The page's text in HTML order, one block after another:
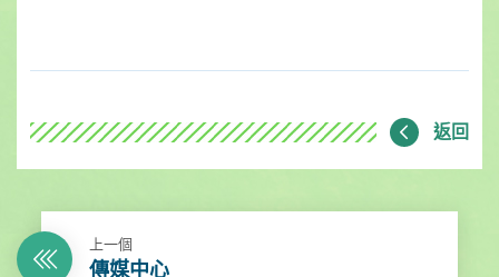
返回
上一個
傳媒中心